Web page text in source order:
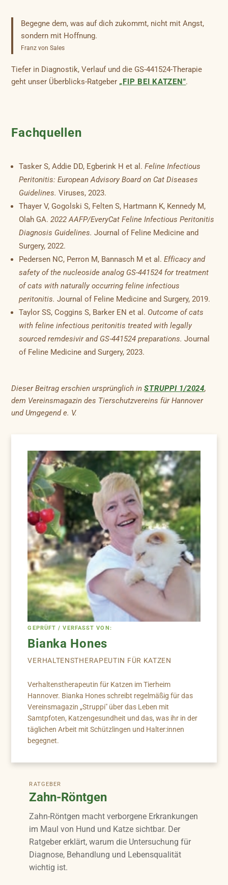
Begegne dem, was auf dich zukommt, nicht mit Angst,
sondern mit Hoffnung.
Franz von Sales
Tiefer in Diagnostik, Verlauf und die GS-441524-Therapie
geht unser Überblicks-Ratgeber „FIP BEI KATZEN".
Fachquellen
Tasker S, Addie DD, Egberink H et al.Feline Infectious
Peritonitis: European Advisory Board on Cat Diseases
Guidelines. Viruses, 2023.
Thayer V, Gogolski S, Felten S, Hartmann K, Kennedy M,
Olah GA.2022 AAFP/EveryCat Feline Infectious Peritonitis
Diagnosis Guidelines. Journal of Feline Medicine and
Surgery, 2022.
Pedersen NC, Perron M, Bannasch M et al.Efficacy and
safety of the nucleoside analog GS-441524 for treatment
of cats with naturally occurring feline infectious
peritonitis. Journal of Feline Medicine and Surgery, 2019.
Taylor SS, Coggins S, Barker EN et al. Outcome of cats
with feline infectious peritonitis treated with legally
sourced remdesivir and GS-441524 preparations. Journal
of Feline Medicine and Surgery, 2023.
Dieser Beitrag erschien ursprünglich inSTRUPPI 1/2024,
dem Vereinsmagazin des Tierschutzvereins für Hannover
und Umgegend e. V.
GEPRÜFT / VERFASST VON:
Bianka Hones
VERHALTENSTHERAPEUTIN FÜR KATZEN
Verhaltenstherapeutin für Katzen im Tierheim
Hannover. Bianka Hones schreibt regelmäßig für das
Vereinsmagazin „Struppi" über das Leben mit
Samtpfoten, Katzengesundheit und das, was ihr in der
täglichen Arbeit mit Schützlingen und Halter:innen
begegnet.
RATGEBER
Zahn-Röntgen
Zahn-Röntgen macht verborgene Erkrankungen
im Maul von Hund und Katze sichtbar. Der
Ratgeber erklärt, warum die Untersuchung für
Diagnose, Behandlung und Lebensqualität
wichtig ist.